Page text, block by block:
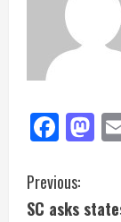
Previous:
SC asks